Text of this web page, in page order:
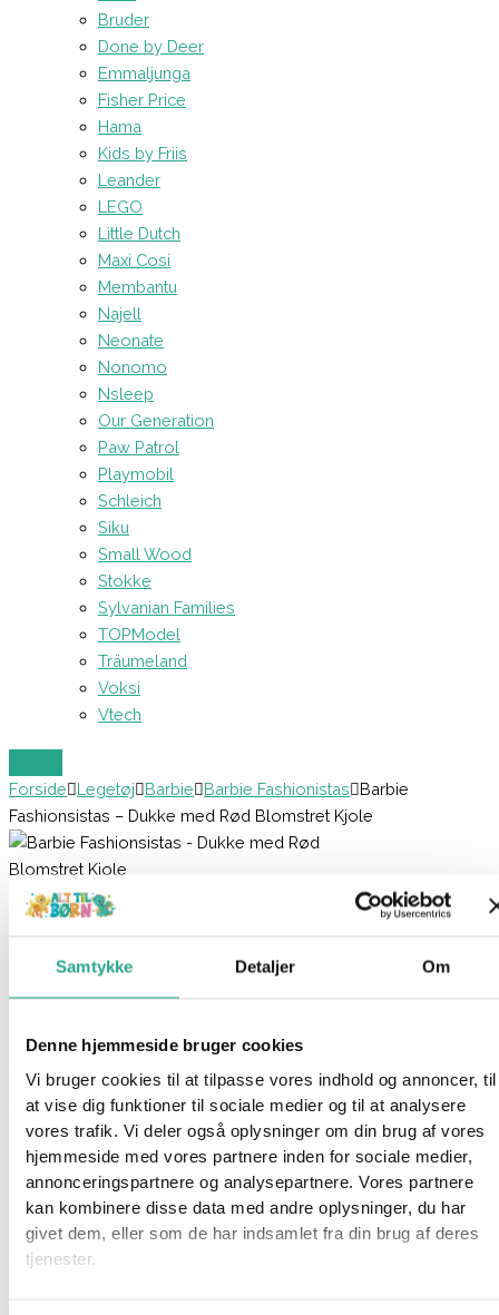
Samtykke Detaljer Om
Denne hjemmeside bruger cookies
Vi bruger cookies til at tilpasse vores indhold og annoncer, til
at vise dig funktioner til sociale medier og til at analysere
vores trafik. Vi deler også oplysninger om din brug af vores
hjemmeside med vores partnere inden for sociale medier,
annonceringspartnere og analysepartnere. Vores partnere
kan kombinere disse data med andre oplysninger, du har
givet dem, eller som de har indsamlet fra din brug af deres
tjenester.
Bruder
Done by Deer
Emmaljunga
Fisher Price
Hama
Kids by Friis
Leander
LEGO
Little Dutch
Maxi Cosi
Membantu
Najell
Neonate
Nonomo
Nsleep
Our Generation
Paw Patrol
Playmobil
Schleich
Siku
Small Wood
Stokke
Sylvanian Families
TOPModel
Träumeland
Voksi
Vtech
Forside Legetøj Barbie Barbie Fashionistas
Barbie
Fashionsistas – Dukke med Rød Blomstret Kjole
Barbie Fashionsistas – Dukke med Rød
Varenummer 8171 Kategorier Barbie Fashionistas
Dukker
Legetøj
Beskrivelse
Spørg om produktet
Fashionistas er en serie fra Barbie, hvor Barbie hylder
mangfoldigheden med moderigtige dukker. Serien er en bred
vifte af dukker med forskelligt køn, hudfarve, kropstype, hår -og